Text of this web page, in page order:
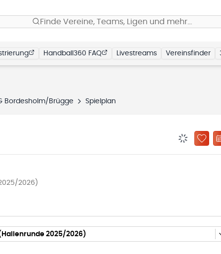
Finde Vereine, Teams, Ligen und mehr…
Handball360 FAQ Livestreams Vereinsfinder
Bordesholm/Brügge Spielplan
ZU
2026)
2025/2026)